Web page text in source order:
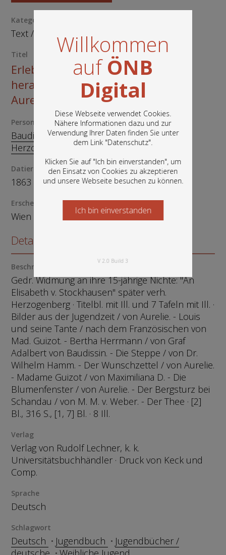
Willkommen
aufÖNB
Digital
Diese Webseite verwendet Cookies.
Nähere Informationen dazu und zur
Verwendung Ihrer Daten finden Sie unter
dem Link "Datenschutz".
Klicken Sie auf "Ich bin einverstanden", um
den Einsatz von Cookies zu akzeptieren
und unsere Webseite besuchen zu können.
In diesem Portal finden Sie die digitalen
Bestände der Österreichischen
Nationalbibliothek: Bücher, Fotografien,
Grafiken und vieles mehr.
Ich bin einverstanden
Starten Sie jetzt
V 2.0 Build 3
Kategorie / Medientyp
Text/
Titel
Erlebtes u. Erzähltes für
heranwachsende Mädchen von
Aurelie: mit 8 colorirten Bildern
Person
Baudissin, Sophie von, 1813-1894
Herzogenberg, Elisabeth von, 1847-1892
Datierung
1863
Erscheinungsort
Wien
Details zum Objekt
Beschreibung
Gedr. Widmung an ihre 15-jährige Nichte: "An
Elisabeth v. Stockhausen" später verh.
Herzogenberg · Titelbl. mit Ill. und 7 Tafeln mit Ill. ·
Bilder aus der Jugendzeit / von Aurelie. - Louis
und seine Tante / nach dem Französischen von
Mad. Guizot. - Bertha Herrmann / von Graf
Adalbert von Baudissin. - Die Steppe / von Dr.
Wilhelm Hamm. - Der Wunschzettel / von Aurelie.
- Madame Guizot / von Maximiliana D. - Die
Blumenfenster / von Aurelie. - Der Bergsturz bei
Schandau / von M. M. v. Weber. - Der Thee · [2]
Bl., 316 S., [1, 7] Bl. · 8 Ill.
Verlag
Verlag von Rudolf Lechner, k. k.
Universitätsbuchhändler · Druck von Keck und
Comp.
Sprache
Deutsch
Schlagwort
Deutsch Jugendbuch
Jugendbücher /